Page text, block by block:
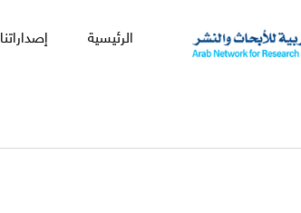
الرئيسية إصداراتنا